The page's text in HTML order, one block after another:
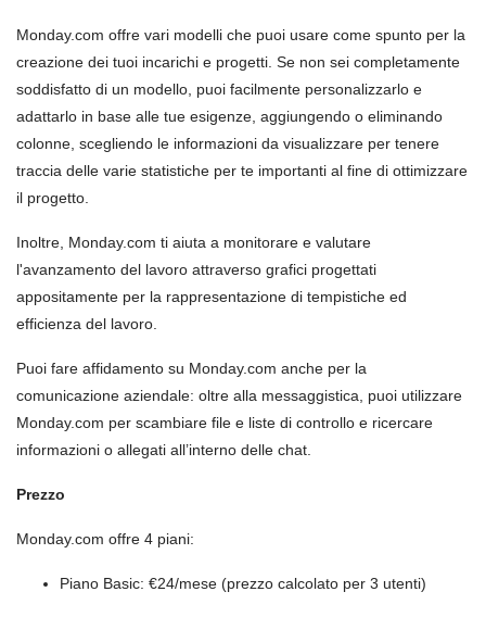
Monday.com offre vari modelli che puoi usare come spunto per la
creazione dei tuoi incarichi e progetti. Se non sei completamente
soddisfatto di un modello, puoi facilmente personalizzarlo e
adattarlo in base alle tue esigenze, aggiungendo o eliminando
colonne, scegliendo le informazioni da visualizzare per tenere
traccia delle varie statistiche per te importanti al fine di ottimizzare
il progetto.
Inoltre, Monday.com ti aiuta a monitorare e valutare
l'avanzamento del lavoro attraverso grafici progettati
appositamente per la rappresentazione di tempistiche ed
efficienza del lavoro.
Puoi fare affidamento su Monday.com anche per la
comunicazione aziendale: oltre alla messaggistica, puoi utilizzare
Monday.com per scambiare file e liste di controllo e ricercare
informazioni o allegati all’interno delle chat.
Prezzo
Monday.com offre 4 piani:
Piano Basic: €24/mese (prezzo calcolato per 3 utenti)